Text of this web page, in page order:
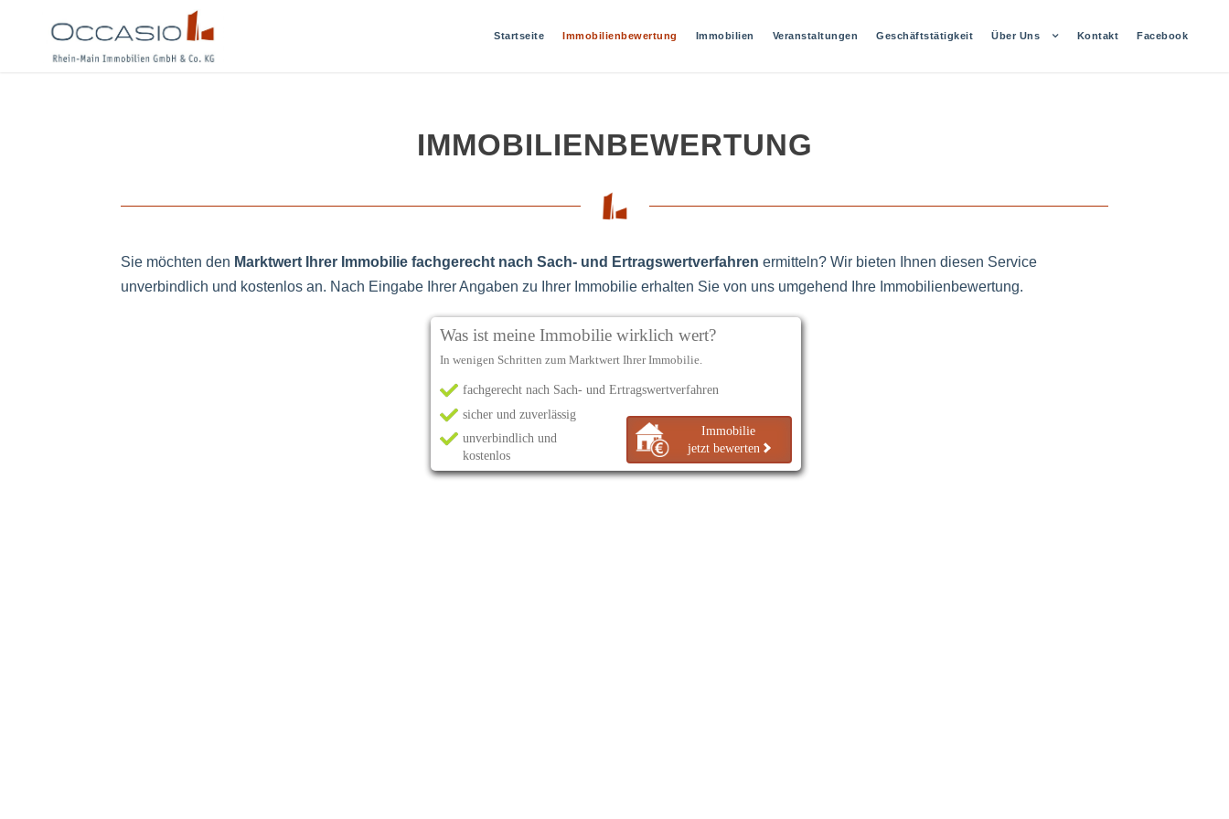
Startseite Immobilienbewertung Immobilien Veranstaltungen Geschäftstätigkeit Über Uns Kontakt Facebook
IMMOBILIENBEWERTUNG
Sie möchten den Marktwert Ihrer Immobilie fachgerecht nach Sach- und Ertragswertverfahren ermitteln? Wir bieten Ihnen diesen Service
unverbindlich und kostenlos an. Nach Eingabe Ihrer Angaben zu Ihrer Immobilie erhalten Sie von uns umgehend Ihre Immobilienbewertung.
Was ist meine Immobilie wirklich wert?
In wenigen Schritten zum Marktwert Ihrer Immobilie.
fachgerecht nach Sach- und Ertragswertverfahren
sicher und zuverlässig
unverbindlich und
kostenlos
Immobilie
jetzt bewerten